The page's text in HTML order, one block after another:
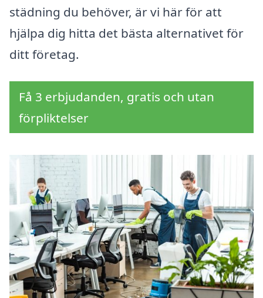
städning du behöver, är vi här för att
hjälpa dig hitta det bästa alternativet för
ditt företag.
Få 3 erbjudanden, gratis och utan
förpliktelser